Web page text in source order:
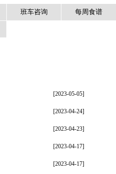
班车咨询 每周食谱
[2023-05-05]
[2023-04-24]
[2023-04-23]
[2023-04-17]
[2023-04-17]